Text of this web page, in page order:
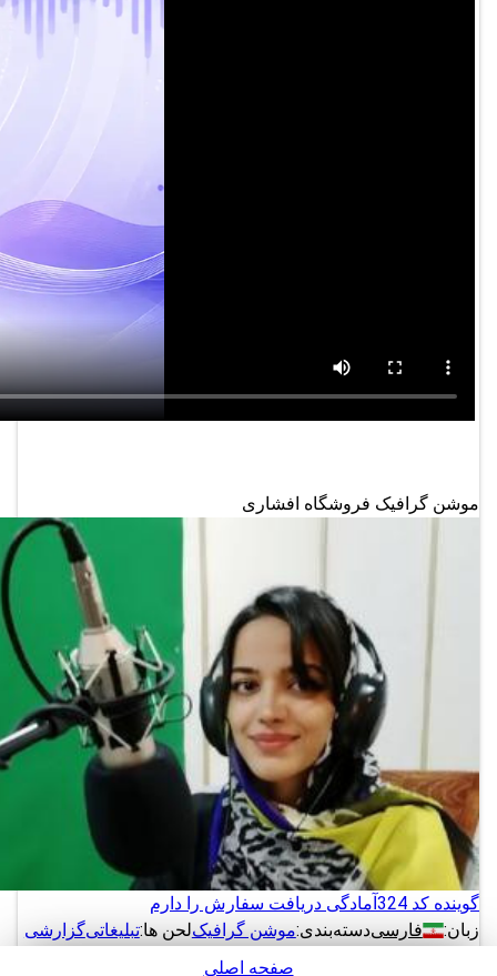
موشن گرافیک فروشگاه افشاری
گوینده کد 324
آمادگی دریافت سفارش را دارم
زبان:
فارسیدسته‌بندی:موشن گرافیکلحن ها:تبلیغاتیگزارشی
صفحه اصلی